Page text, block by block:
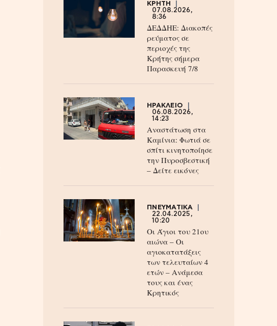
ΚΡΗΤΗ
07.08.2026,
8:36
ΔΕΔΔΗΕ: Διακοπές
ρεύματος σε
περιοχές της
Κρήτης σήμερα
Παρασκευή 7/8
ΗΡΑΚΛΕΙΟ
06.08.2026,
14:23
Αναστάτωση στα
Καμίνια: Φωτιά σε
σπίτι κινητοποίησε
την Πυροσβεστική
– Δείτε εικόνες
ΠΝΕΥΜΑΤΙΚΑ
22.04.2025,
10:20
Οι Άγιοι του 21ου
αιώνα – Οι
αγιοκατατάξεις
των τελευταίων 4
ετών – Ανάμεσα
τους και ένας
Κρητικός